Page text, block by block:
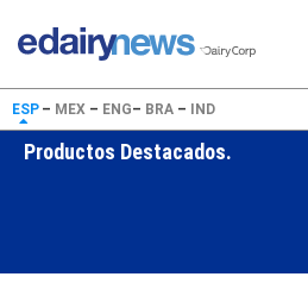
ESP– MEX – ENG– BRA – IND
Productos Destacados.